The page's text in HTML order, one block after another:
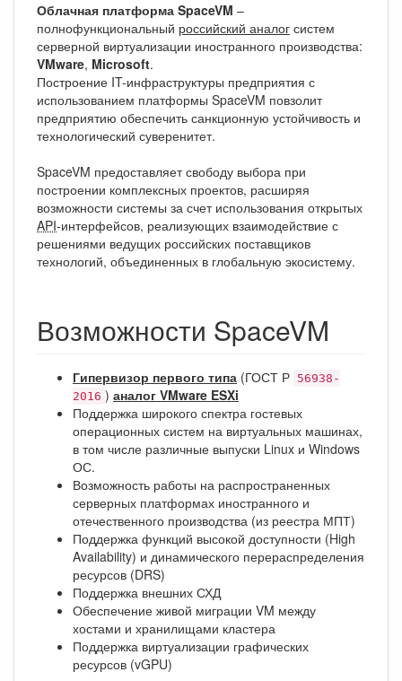
Облачная платформа SpaceVM –
полнофункциональный российский аналог систем
серверной виртуализации иностранного производства:
VMware, Microsoft.
Построение IT-инфраструктуры предприятия с
использованием платформы SpaceVM повзолит
предприятию обеспечить санкционную устойчивость и
технологический суверенитет.
SpaceVM предоставляет свободу выбора при
построении комплексных проектов, расширяя
возможности системы за счет использования открытых
API-интерфейсов, реализующих взаимодействие с
решениями ведущих российских поставщиков
технологий, объединенных в глобальную экосистему.
Возможности SpaceVM
Гипервизор первого типа (ГОСТ Р 56938-
2016 ) аналог VMware ESXi
Поддержка широкого спектра гостевых
операционных систем на виртуальных машинах,
в том числе различные выпуски Linux и Windows
ОС.
Возможность работы на распространенных
серверных платформах иностранного и
отечественного производства (из реестра МПТ)
Поддержка функций высокой доступности (High
Availability) и динамического перераспределения
ресурсов (DRS)
Поддержка внешних СХД
Обеспечение живой миграции VM между
хостами и хранилищами кластера
Поддержка виртуализации графических
ресурсов (vGPU)